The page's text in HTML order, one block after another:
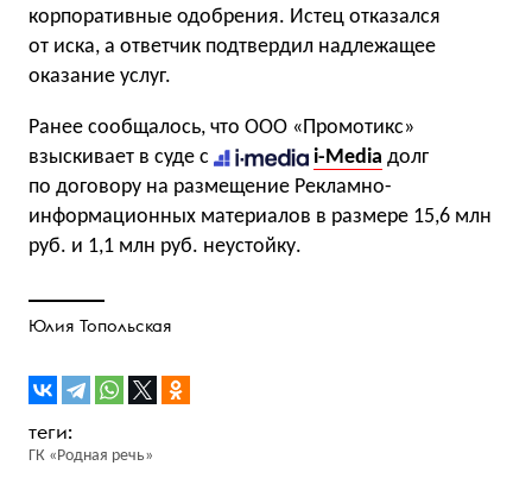
корпоративные одобрения. Истец отказался
от иска, а ответчик подтвердил надлежащее
оказание услуг.
Ранее сообщалось, что OOO «Промотикс»
взыскивает в суде с
i-Media долг
по договору на размещение Рекламно-
информационных материалов в размере 15,6 млн
руб. и 1,1 млн руб. неустойку.
Юлия Топольская
ГК «Родная речь»